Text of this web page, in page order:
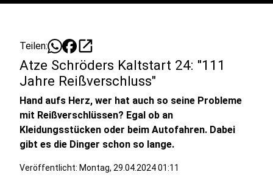
Teilen: open_in_new
Atze Schröders Kaltstart 24: "111
Jahre Reißverschluss"
Hand aufs Herz, wer hat auch so seine Probleme
mit Reißverschlüssen? Egal ob an
Kleidungsstücken oder beim Autofahren. Dabei
gibt es die Dinger schon so lange.
Veröffentlicht: Montag, 29.04.2024 01:11